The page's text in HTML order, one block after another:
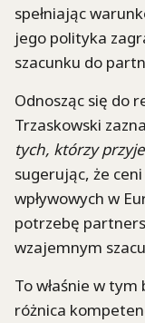
spełniając
jego polityka
szacunku do
Odnosząc się do
Trzaskowski
tych, którzy
sugerując, że
wpływowych w
potrzebę
wzajemnym
To właśnie w
różnica